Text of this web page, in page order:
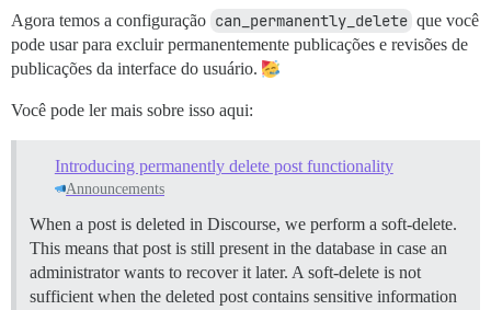
Agora temos a configuração can_permanently_delete que você
pode usar para excluir permanentemente publicações e revisões de
publicações da interface do usuário.
Você pode ler mais sobre isso aqui:
Introducing permanently delete post functionality
Announcements
When a post is deleted in Discourse, we perform a soft-delete.
This means that post is still present in the database in case an
administrator wants to recover it later. A soft-delete is not
sufficient when the deleted post contains sensitive information